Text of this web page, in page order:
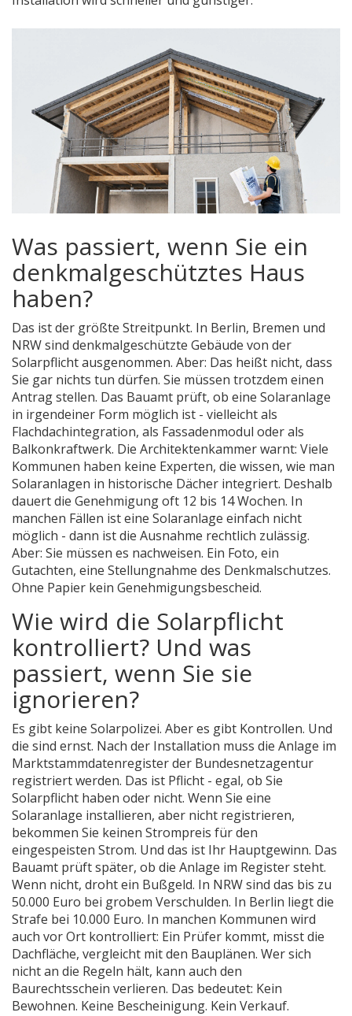
Was passiert, wenn Sie ein
denkmalgeschütztes Haus
haben?
Das ist der größte Streitpunkt. In Berlin, Bremen und
NRW sind denkmalgeschützte Gebäude von der
Solarpflicht ausgenommen. Aber: Das heißt nicht, dass
Sie gar nichts tun dürfen. Sie müssen trotzdem einen
Antrag stellen. Das Bauamt prüft, ob eine Solaranlage
in irgendeiner Form möglich ist - vielleicht als
Flachdachintegration, als Fassadenmodul oder als
Balkonkraftwerk. Die Architektenkammer warnt: Viele
Kommunen haben keine Experten, die wissen, wie man
Solaranlagen in historische Dächer integriert. Deshalb
dauert die Genehmigung oft 12 bis 14 Wochen. In
manchen Fällen ist eine Solaranlage einfach nicht
möglich - dann ist die Ausnahme rechtlich zulässig.
Aber: Sie müssen es nachweisen. Ein Foto, ein
Gutachten, eine Stellungnahme des Denkmalschutzes.
Ohne Papier kein Genehmigungsbescheid.
Wie wird die Solarpflicht
kontrolliert? Und was
passiert, wenn Sie sie
ignorieren?
Es gibt keine Solarpolizei. Aber es gibt Kontrollen. Und
die sind ernst. Nach der Installation muss die Anlage im
Marktstammdatenregister der Bundesnetzagentur
registriert werden. Das ist Pflicht - egal, ob Sie
Solarpflicht haben oder nicht. Wenn Sie eine
Solaranlage installieren, aber nicht registrieren,
bekommen Sie keinen Strompreis für den
eingespeisten Strom. Und das ist Ihr Hauptgewinn. Das
Bauamt prüft später, ob die Anlage im Register steht.
Wenn nicht, droht ein Bußgeld. In NRW sind das bis zu
50.000 Euro bei grobem Verschulden. In Berlin liegt die
Strafe bei 10.000 Euro. In manchen Kommunen wird
auch vor Ort kontrolliert: Ein Prüfer kommt, misst die
Dachfläche, vergleicht mit den Bauplänen. Wer sich
nicht an die Regeln hält, kann auch den
Baurechtsschein verlieren. Das bedeutet: Kein
Bewohnen. Keine Bescheinigung. Kein Verkauf.